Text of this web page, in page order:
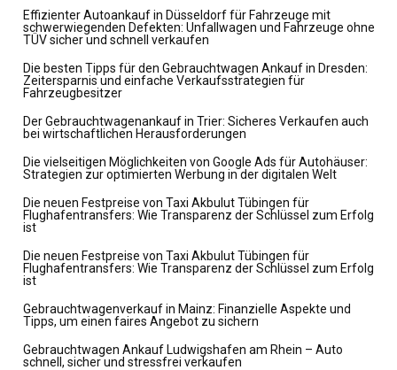
Effizienter Autoankauf in Düsseldorf für Fahrzeuge mit
schwerwiegenden Defekten: Unfallwagen und Fahrzeuge ohne
TÜV sicher und schnell verkaufen
Die besten Tipps für den Gebrauchtwagen Ankauf in Dresden:
Zeitersparnis und einfache Verkaufsstrategien für
Fahrzeugbesitzer
Der Gebrauchtwagenankauf in Trier: Sicheres Verkaufen auch
bei wirtschaftlichen Herausforderungen
Die vielseitigen Möglichkeiten von Google Ads für Autohäuser:
Strategien zur optimierten Werbung in der digitalen Welt
Die neuen Festpreise von Taxi Akbulut Tübingen für
Flughafentransfers: Wie Transparenz der Schlüssel zum Erfolg
ist
Die neuen Festpreise von Taxi Akbulut Tübingen für
Flughafentransfers: Wie Transparenz der Schlüssel zum Erfolg
ist
Gebrauchtwagenverkauf in Mainz: Finanzielle Aspekte und
Tipps, um einen faires Angebot zu sichern
Gebrauchtwagen Ankauf Ludwigshafen am Rhein – Auto
schnell, sicher und stressfrei verkaufen